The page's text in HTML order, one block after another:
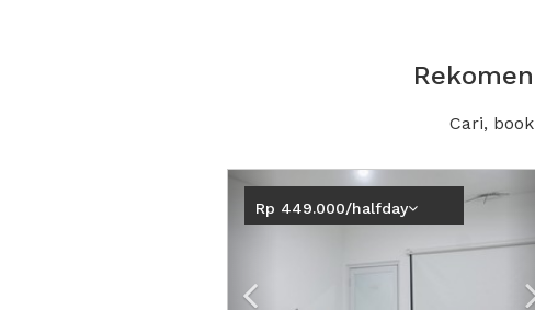
Cari,
Previous
Rp 449.000/halfday